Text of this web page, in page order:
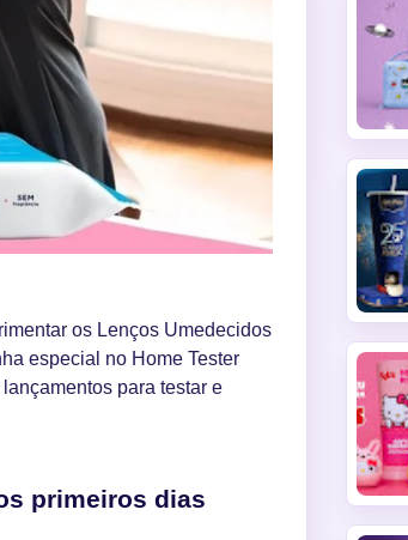
os Lenços Umedecidos
especial no Home Tester
para testar e
primeiros dias